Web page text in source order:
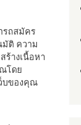
รถสมัคร
มัติ ความ
ร้างเนื้อหา
ณโดย
บของคุณ